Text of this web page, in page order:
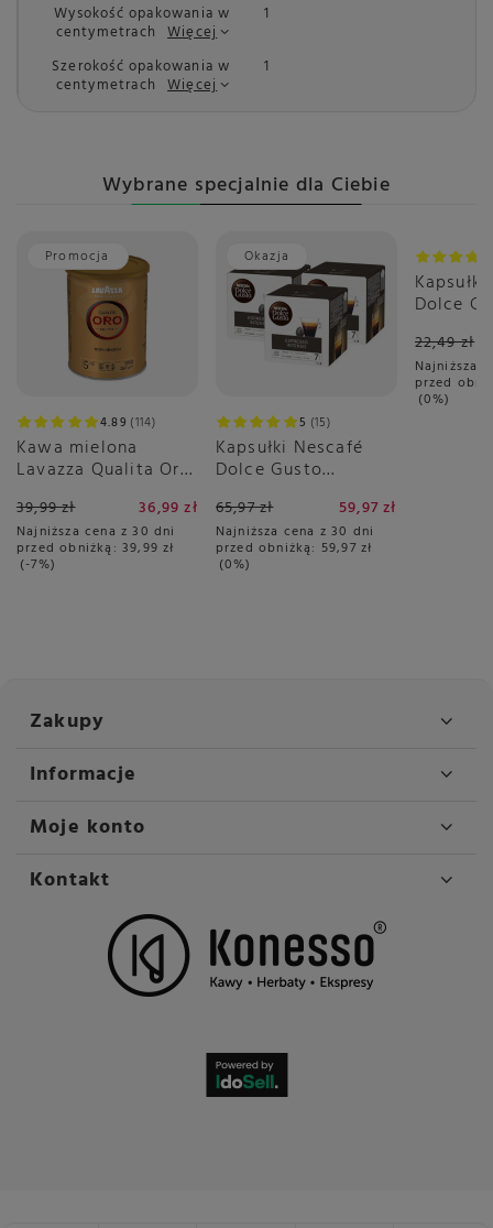
Wysokość opakowania w
centymetrach Więcej
1
Szerokość opakowania w
centymetrach Więcej
1
Wybrane specjalnie dla Ciebie
Promocja
4.89 114
Kawa mielona
Lavazza Qualita Oro
39,99 zł 36,99 zł
Najniższa cena z 30 dni
przed obniżką: 39,99 zł
-7%
Okazja
5 15
Kapsułki Nescafé
Dolce Gusto
3x16 sztuk
65,97 zł 59,97 zł
Najniższa cena z 30 dni
przed obniżką: 59,97 zł
0%
Okazja
Dolce
22,49 zł
Najniższa
przed
0%
Zakupy
Informacje
Moje konto
Kontakt